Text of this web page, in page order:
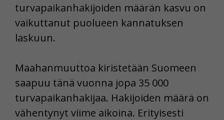
turvapaikanhakijoiden määrän kasvu on
vaikuttanut puolueen kannatuksen
laskuun.
Maahanmuuttoa kiristetään Suomeen
saapuu tänä vuonna jopa 35 000
turvapaikanhakijaa. Hakijoiden määrä on
vähentynyt viime aikoina. Erityisesti